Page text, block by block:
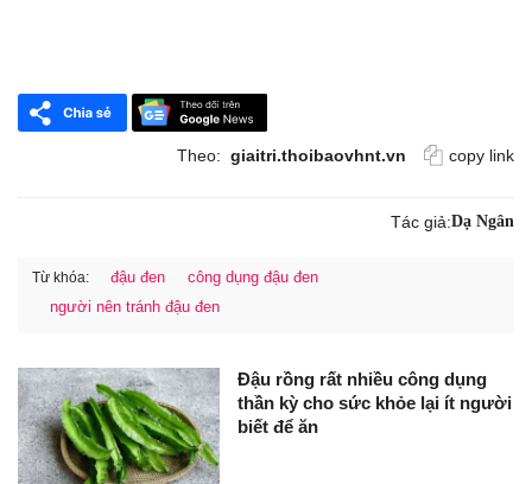
Theo: giaitri.thoibaovhnt.vn copy link
Tác giả:Dạ Ngân
Từ khóa: đậu đen
công dụng đậu đen
người nên tránh đậu đen
Đậu rồng rất nhiều công dụng
thần kỳ cho sức khỏe lại ít người
biết để ăn